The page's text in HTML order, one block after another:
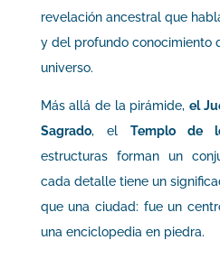
revelación ancestral que
y del profundo conocimiento
universo.
Más allá de la pirámide, el
Sagrado, el Templo de
estructuras forman un
cada detalle tiene un
que una ciudad: fue un
una enciclopedia en piedra.